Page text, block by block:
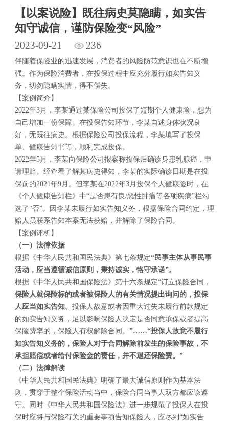
【以案说险】既往病史莫隐瞒，如实告
知守诚信，谨防保险变“风险”
2023-09-21 236
伴随着保险业的迅速发展，消费者的风险防范意识也在不断增
强。作为保险消费者，在投保过程中应充分履行如实告知义
务，切勿隐瞒实情，得不偿失。
【案例简介】
2022年3月，李某通过某保险公司投保了短期个人健康险，想为
自己增加一份保障。在投保告知环节，李某自述身体状况良
好，无既往病史。根据保险公司投保流程，李某填写了投保
单、健康告知书等，顺利完成投保。
2022年5月，李某向保险公司报案称投保后确诊身患乳腺癌，申
请理赔。经查看了解其病史得知，李某的实际确诊日期是在投
保前的2021年9月。但李某在2022年3月投保个人健康险时，在
《个人健康告知栏》中“是否患有良/恶性肿瘤等各项疾病”栏勾
选了“否”。因李某未履行如实告知义务，根据保险合同约定，理
赔人员联系告知本案无法获赔，并解除了保险合同。
【案例评析】
（一）法律依据
根据《中华人民共和国民法典》第七条规定“民事主体从事民事
活动，应当遵循诚信原则，秉持诚实，恪守承诺”。
根据《中华人民共和国保险法》第十六条规定“订立保险合同，
保险人就保险标的或者被保险人的有关情况提出询问的，投保
人应当如实告知。 投保人故意或者因重大过失未履行前款规定
的如实告知义务，足以影响保险人决定是否同意承保或者提高
保险费率的，保险人有权解除合同。 ”……“投保人故意不履行
如实告知义务的，保险人对于合同解除前发生的保险事故，不
承担赔偿或者给付保险金的责任，并不退还保险费。”
（二）法律解读
《中华人民共和国民法典》明确了最大诚信原则作为基本法
则，贯穿于整个保险活动当中，保险合同当事人双方都应该遵
守。同时《中华人民共和国保险法》进一步规范了投保人在投
保时应将与保险有关的重要事项告知保险人，应尽到“如实告